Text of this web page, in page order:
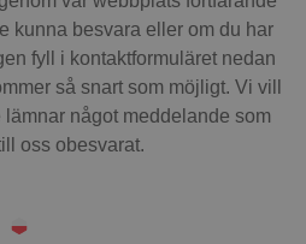
kunna besvara eller om du har
fyll i kontaktformuläret nedan
så snart som möjligt. Vi vill
något meddelande som
oss obesvarat.